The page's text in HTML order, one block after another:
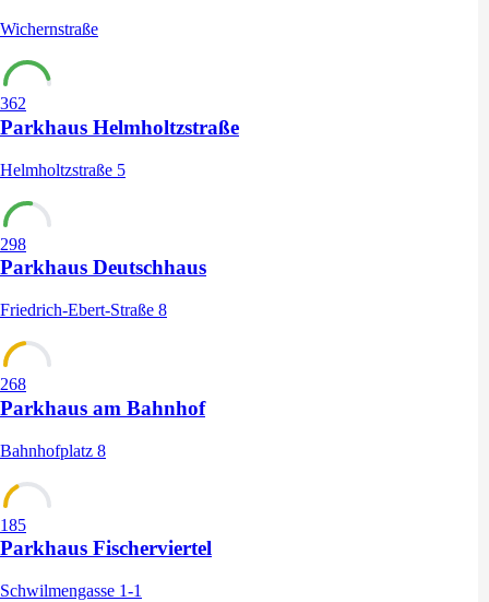
Wichernstraße
362
Parkhaus Helmholtzstraße
Helmholtzstraße 5
298
Parkhaus Deutschhaus
Friedrich-Ebert-Straße 8
268
Parkhaus am Bahnhof
Bahnhofplatz 8
185
Parkhaus Fischerviertel
Schwilmengasse 1-1